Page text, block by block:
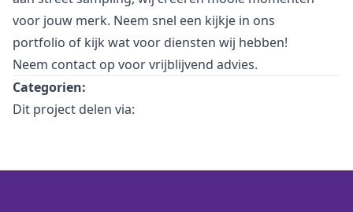
voor jouw merk. Neem snel een kijkje in ons
portfolio of kijk wat voor diensten wij hebben!
Neem contact op voor vrijblijvend advies.
Categorien:
Dit project delen via: